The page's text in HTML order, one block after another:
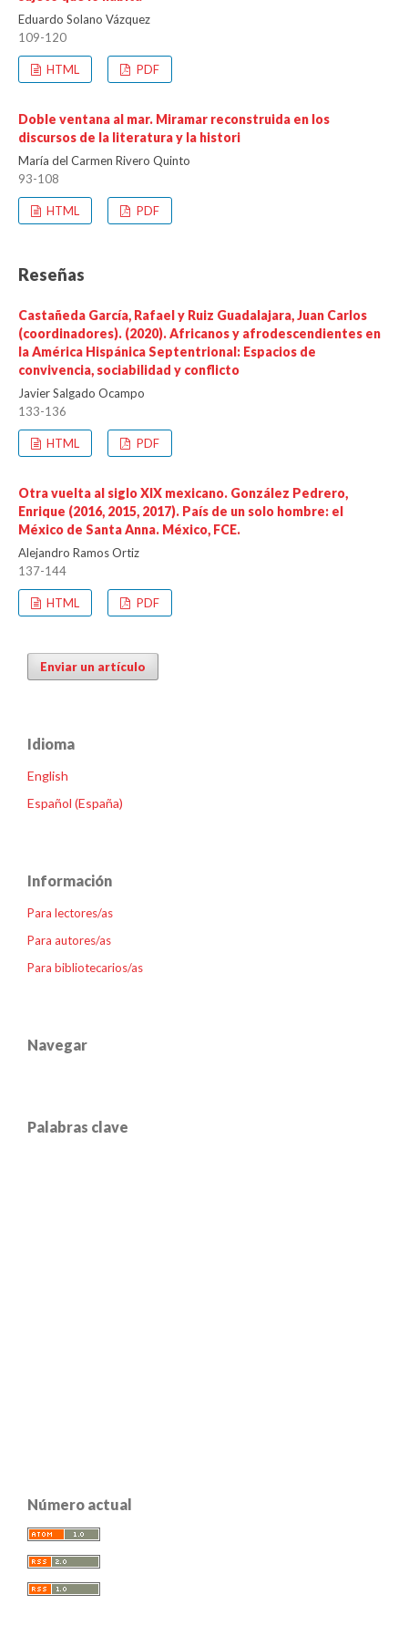
Eduardo Solano Vázquez
109-120
HTML PDF
Doble ventana al mar. Miramar reconstruida en los
discursos de la literatura y la histori
María del Carmen Rivero Quinto
93-108
HTML PDF
Reseñas
Castañeda García, Rafael y Ruiz Guadalajara, Juan Carlos
(coordinadores). (2020). Africanos y afrodescendientes en
la América Hispánica Septentrional: Espacios de
convivencia, sociabilidad y conflicto
Javier Salgado Ocampo
133-136
HTML PDF
Otra vuelta al siglo XIX mexicano. González Pedrero,
Enrique (2016, 2015, 2017). País de un solo hombre: el
México de Santa Anna. México, FCE.
Alejandro Ramos Ortiz
137-144
HTML PDF
Enviar un artículo
Idioma
English
Español (España)
Información
Para lectores/as
Para autores/as
Para bibliotecarios/as
Navegar
Palabras clave
Número actual